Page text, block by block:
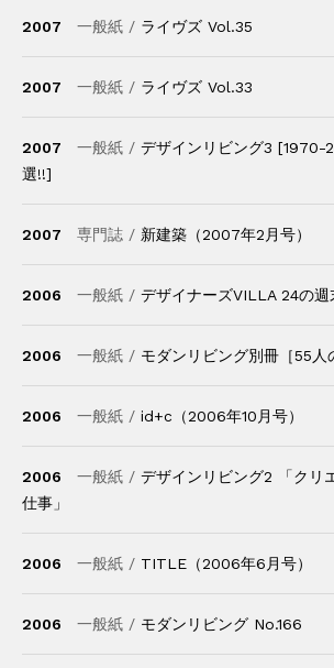
2007 一般紙 / ライヴズ Vol.35
2007 一般紙 / ライヴズ Vol.33
2007 一般紙 / デザインリビング3 [1970-
選!!]
2007 専門誌 / 新建築（2007年2月号）
2006 一般紙 / デザイナーズVILLA 24の週
2006 一般紙 / モダンリビング別冊［55人
2006 一般紙 / id+c（2006年10月号）
2006 一般紙 / デザインリビング2 「クリ
仕事」
2006 一般紙 / TITLE（2006年6月号）
2006 一般紙 / モダンリビング No.166